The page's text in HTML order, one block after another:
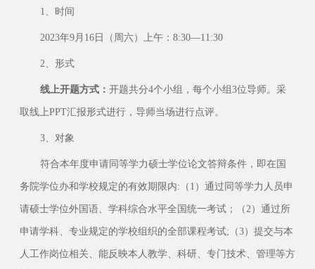
1、时间
2023年9月16日（周六）上午：8:30—11:30
2、形式
线上开题方式： 开题共分4个小组，每个小组3位导师。采
取线上PPT汇报形式进行，导师当场进行点评。
3、对象
符合本年度申请同等学力硕士学位论文答辩条件，即在国
务院学位办和学校规定的有效期限内:（1）通过同等学力人员申
请硕士学位外国语、学科综合水平全国统一考试；（2）通过所
申请学科、专业规定的学校组织的全部课程考试;（3）提交与本
人工作岗位相关、能反映本人教学、科研、专门技术、管理等方